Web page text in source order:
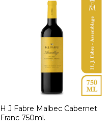
H J Fabre Malbec Cabernet
Franc 750ml.